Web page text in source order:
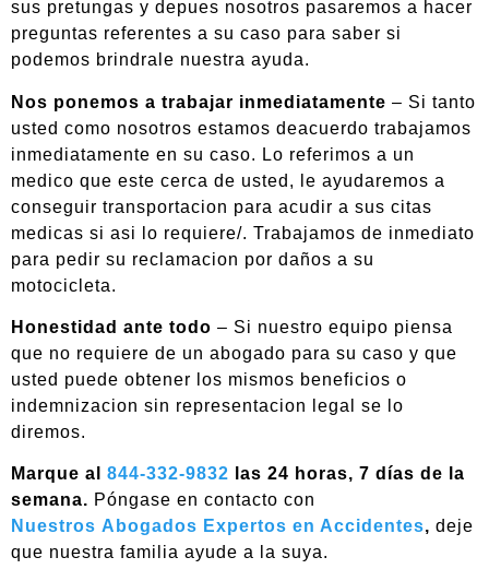
sus pretungas y depues nosotros pasaremos a hacer
preguntas referentes a su caso para saber si
podemos brindrale nuestra ayuda.
Nos ponemos a trabajar inmediatamente – Si tanto
usted como nosotros estamos deacuerdo trabajamos
inmediatamente en su caso. Lo referimos a un
medico que este cerca de usted, le ayudaremos a
conseguir transportacion para acudir a sus citas
medicas si asi lo requiere/. Trabajamos de inmediato
para pedir su reclamacion por daños a su
motocicleta.
Honestidad ante todo – Si nuestro equipo piensa
que no requiere de un abogado para su caso y que
usted puede obtener los mismos beneficios o
indemnizacion sin representacion legal se lo
diremos.
Marque al 844-332-9832 las 24 horas, 7 días de la
semana. Póngase en contacto con
Nuestros Abogados Expertos en Accidentes, deje
que nuestra familia ayude a la suya.